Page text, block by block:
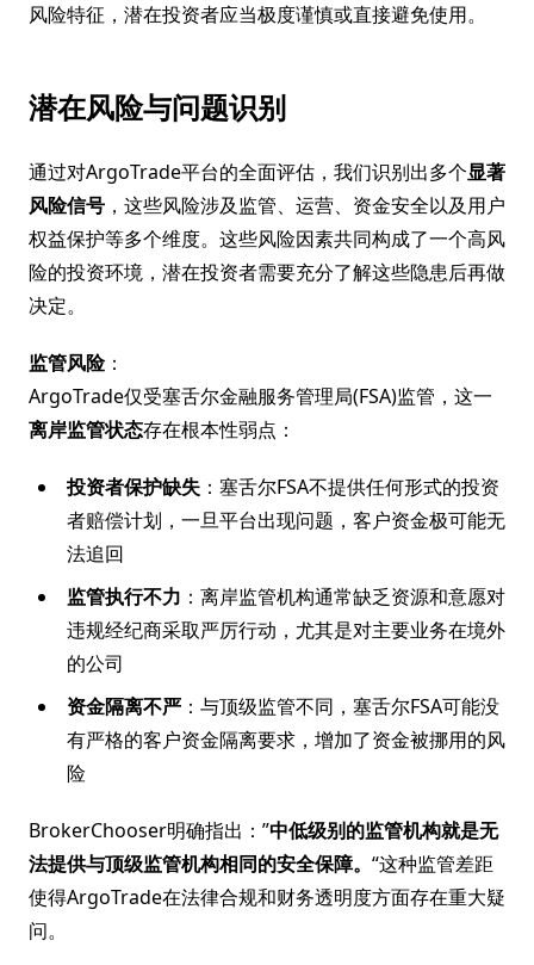
风险特征，潜在投资者应当极度谨慎或直接避免使用。
潜在风险与问题识别
通过对ArgoTrade平台的全面评估，我们识别出多个显著
风险信号 ，这些风险涉及监管、运营、资金安全以及用户
权益保护等多个维度。这些风险因素共同构成了一个高风
险的投资环境，潜在投资者需要充分了解这些隐患后再做
决定。
监管风险：
ArgoTrade仅受塞舌尔金融服务管理局(FSA)监管，这一
离岸监管状态存在根本性弱点：
投资者保护缺失 ：塞舌尔FSA不提供任何形式的投资
者赔偿计划，一旦平台出现问题，客户资金极可能无
法追回
监管执行不力 ：离岸监管机构通常缺乏资源和意愿对
违规经纪商采取严厉行动，尤其是对主要业务在境外
的公司
资金隔离不严 ：与顶级监管不同，塞舌尔FSA可能没
有严格的客户资金隔离要求，增加了资金被挪用的风
险
BrokerChooser明确指出：”中低级别的监管机构就是无
法提供与顶级监管机构相同的安全保障。 “这种监管差距
使得ArgoTrade在法律合规和财务透明度方面存在重大疑
问。